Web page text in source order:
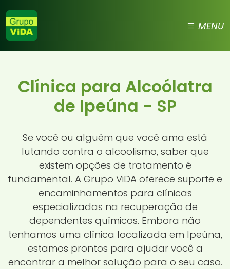
MENU
Clínica para Alcoólatra
de Ipeúna - SP
Se você ou alguém que você ama está
lutando contra o alcoolismo, saber que
existem opções de tratamento é
fundamental. A Grupo ViDA oferece suporte e
encaminhamentos para clínicas
especializadas na recuperação de
dependentes químicos. Embora não
tenhamos uma clínica localizada em Ipeúna,
estamos prontos para ajudar você a
encontrar a melhor solução para o seu caso.